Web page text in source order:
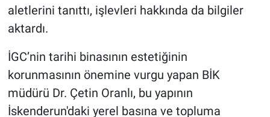
aletlerini tanıttı, işlevleri hakkında da bilgiler
aktardı.
İGC’nin tarihi binasının estetiğinin
korunmasının önemine vurgu yapan BİK
müdürü Dr. Çetin Oranlı, bu yapının
İskenderun'daki yerel basına ve topluma